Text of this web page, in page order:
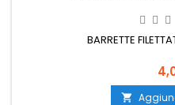
BARRETTE
